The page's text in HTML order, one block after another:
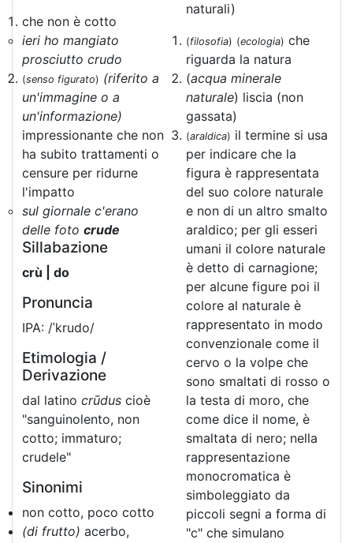
che non è cotto
ieri ho mangiato
prosciutto crudo
(senso figurato) (riferito a
un'immagine o a
un'informazione)
impressionante che non
ha subito trattamenti o
censure per ridurne
l'impatto
sul giornale c'erano
delle foto crude
Sillabazione
crù | do
Pronuncia
IPA: /ˈkrudo/
Etimologia /
Derivazione
dal latino crūdus cioè
"sanguinolento, non
cotto; immaturo;
crudele"
Sinonimi
non cotto, poco cotto
(di frutto) acerbo,
naturali)
(filosofia) (ecologia) che
riguarda la natura
(acqua minerale
naturale) liscia (non
gassata)
(araldica) il termine si usa
per indicare che la
figura è rappresentata
del suo colore naturale
e non di un altro smalto
araldico; per gli esseri
umani il colore naturale
è detto di carnagione;
per alcune figure poi il
colore al naturale è
rappresentato in modo
convenzionale come il
cervo o la volpe che
sono smaltati di rosso o
la testa di moro, che
come dice il nome, è
smaltata di nero; nella
rappresentazione
monocromatica è
simboleggiato da
piccoli segni a forma di
"c" che simulano